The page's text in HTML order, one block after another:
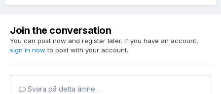
Join the conversation
You can post now and register later. If you have an account,
sign in now to post with your account.
Svara på detta ämne…